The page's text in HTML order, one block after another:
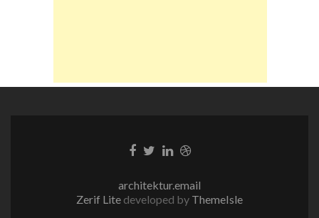
Facebook-
Twitter-
LinkedIn-
Dribble-
architektur.email
Zerif Lite developed by ThemeIsle